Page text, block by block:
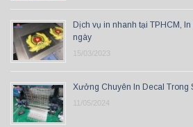
Dịch vụ in nhanh tại TPHCM,
ngày
15/03/2023
Xưởng Chuyên In Decal Trong
11/05/2024